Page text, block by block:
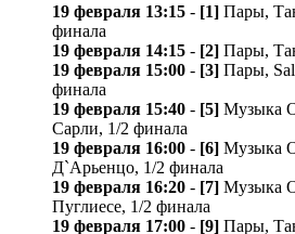
19 февраля 13:15 - [1] Пары,
финала
19 февраля 14:15 - [2] Пары,
19 февраля 15:00 - [3] Пары,
финала
19 февраля 15:40 - [5] Музыка
Сарли, 1/2 финала
19 февраля 16:00 - [6] Музыка
Д`Арьенцо, 1/2 финала
19 февраля 16:20 - [7] Музыка
Пуглиесе, 1/2 финала
19 февраля 17:00 - [9] Пары,